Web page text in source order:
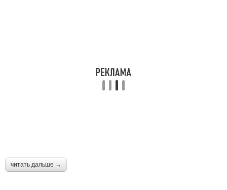
читать дальше →